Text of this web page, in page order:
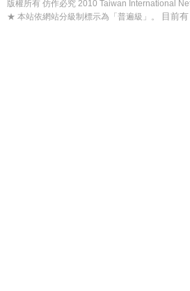
版權所有 仿作必究 2010 Taiwan International
★ 本站依網站分級制標示為「普遍級」。
目前